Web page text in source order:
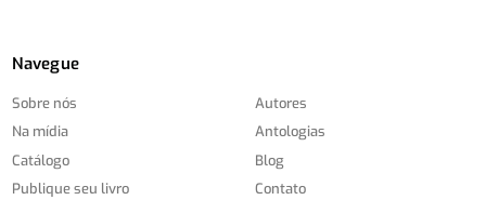
Navegue
Sobre nós
Na mídia
Catálogo
Publique seu livro
Autores
Antologias
Blog
Contato